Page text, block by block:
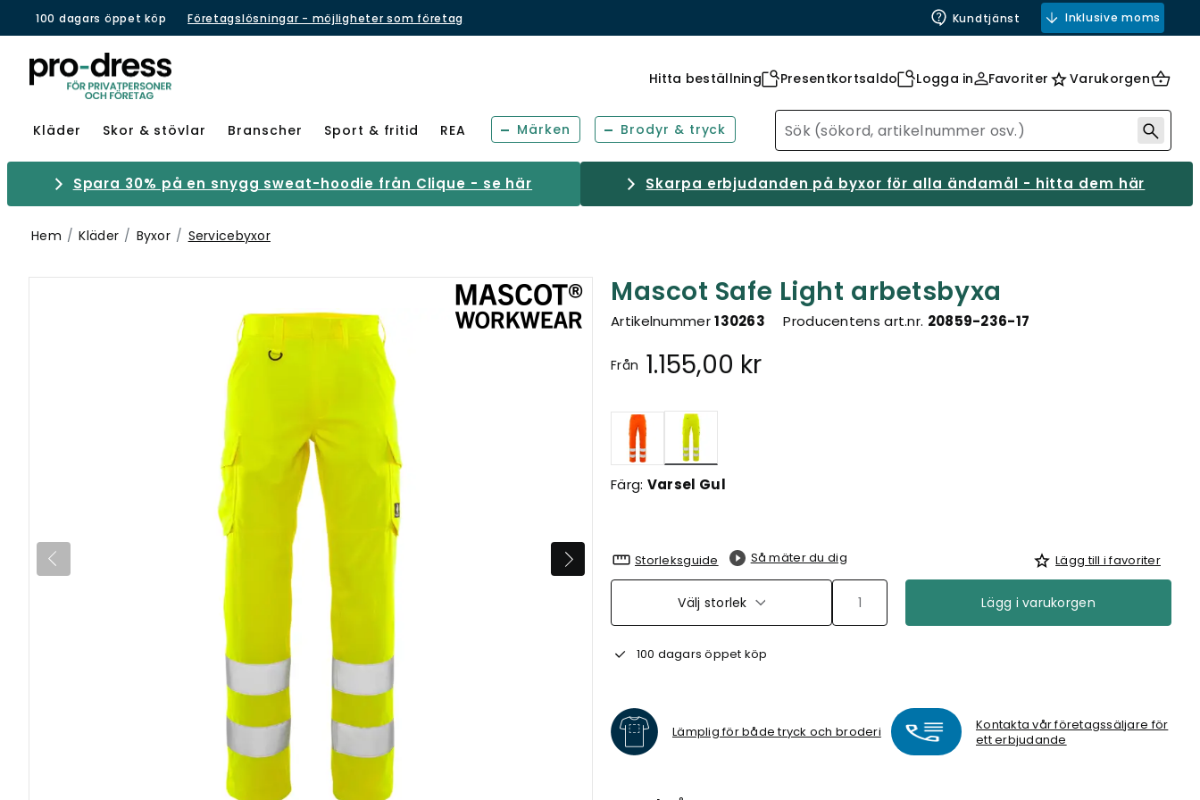
100 dagars öppet köp Företagslösningar - möjligheter som företag Kundtjänst Inklusive moms
Hitta beställning Presentkortsaldo Logga in Favoriter Varukorgen
Kläder Skor & stövlar Branscher Sport & fritid REA Märken Brodyr & tryck
Spara 30% på en snygg sweat-hoodie från Clique - se här Skarpa erbjudanden på byxor för alla ändamål - hitta dem här
Hem Kläder Byxor Servicebyxor
Mascot Safe Light arbetsbyxa
Artikelnummer130263 Producentens art.nr. 20859-236-17
Från 1.155,00 kr
Valda
Färg: Varsel Gul
Storleksguide Så mäter du dig Lägg till i favoriter
Välj storlek Lägg i varukorgen
100 dagars öppet köp
Lämplig för både tryck och broderi
Kontakta vår företagssäljare för
ett erbjudande